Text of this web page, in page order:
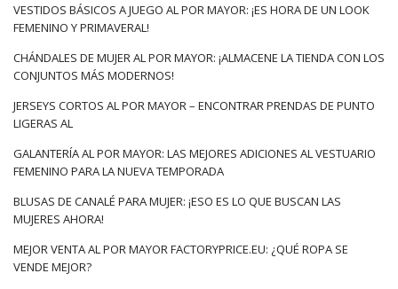
VESTIDOS BÁSICOS A JUEGO AL POR MAYOR: ¡ES HORA DE UN LOOK
FEMENINO Y PRIMAVERAL!
CHÁNDALES DE MUJER AL POR MAYOR: ¡ALMACENE LA TIENDA CON LOS
CONJUNTOS MÁS MODERNOS!
JERSEYS CORTOS AL POR MAYOR – ENCONTRAR PRENDAS DE PUNTO
LIGERAS AL
GALANTERÍA AL POR MAYOR: LAS MEJORES ADICIONES AL VESTUARIO
FEMENINO PARA LA NUEVA TEMPORADA
BLUSAS DE CANALÉ PARA MUJER: ¡ESO ES LO QUE BUSCAN LAS
MUJERES AHORA!
MEJOR VENTA AL POR MAYOR FACTORYPRICE.EU: ¿QUÉ ROPA SE
VENDE MEJOR?